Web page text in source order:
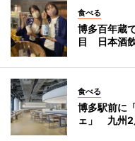
食べる
博多百年蔵
目 日本酒
食べる
博多駅前に
ェ」 九州2